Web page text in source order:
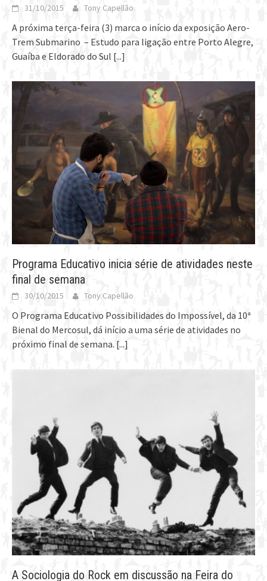
31/10/2015 Tony Capellão
A próxima terça-feira (3) marca o início da exposição Aero-
Trem Submarino – Estudo para ligação entre Porto Alegre,
Guaíba e Eldorado do Sul [...]
Programa Educativo inicia série de atividades neste
final de semana
30/10/2015 Tony Capellão
O Programa Educativo Possibilidades do Impossível, da 10ª
Bienal do Mercosul, dá início a uma série de atividades no
próximo final de semana. [...]
A Sociologia do Rock em discussão na Feira do